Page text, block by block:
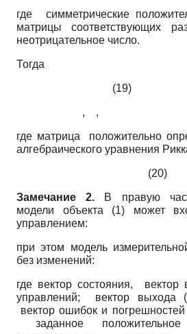
где симметрические
матрицы соответствующих
неотрицательное число.
Тогда
(19)
, ,
где матрица положительно
алгебраического уравнения
(20)
Замечание 2. В правую
модели объекта (1) может
управлением:
при этом модель
без
где вектор состояния, вектор
управлений; вектор выхода
вектор ошибок и
заданное